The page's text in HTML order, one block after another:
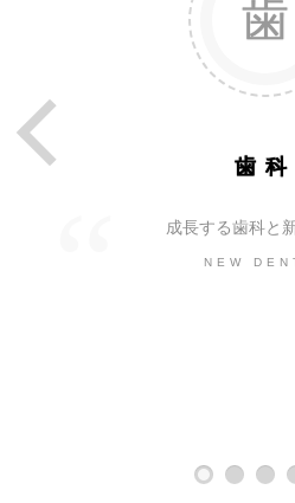
歯科
成長する歯科と
NEW